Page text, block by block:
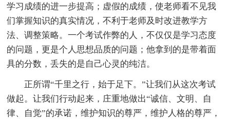
学习成绩的进一步提高；虚假的成绩，使老师看不见我
们掌握知识的真实情况，不利于老师及时改进教学方
法、调整策略。一个考试作弊的人，不仅仅是学习态度
的问题，更是个人思想品质的问题；他拿到的是带着面
具的分数，丢失的是自己心灵的纯洁。
正所谓“千里之行，始于足下。”让我们从这次考试
做起。让我们行动起来，庄重地做出“诚信、文明、自
律、自觉”的承诺，维护知识的尊严，维护人格的尊严，